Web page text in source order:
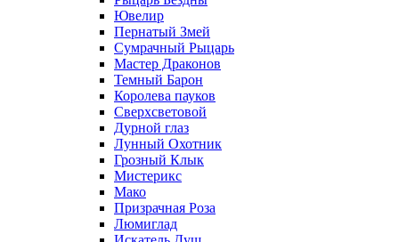
Ювелир
Пернатый Змей
Сумрачный Рыцарь
Мастер Драконов
Темный Барон
Королева пауков
Сверхсветовой
Дурной глаз
Лунный Охотник
Грозный Клык
Мистерикс
Мако
Призрачная Роза
Люмиглад